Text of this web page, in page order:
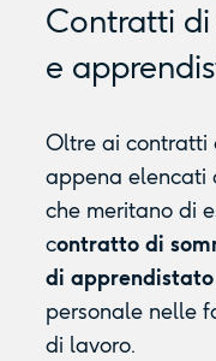
Contratti di
e
Oltre ai contratti
appena elencati
che meritano di
contratto di
di apprendistato
personale nelle
di lavoro.